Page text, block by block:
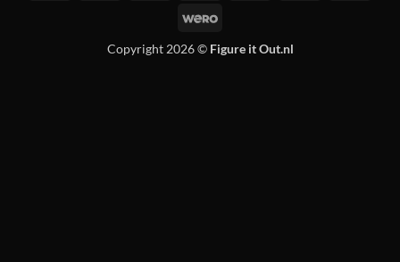
Wero
Copyright 2026 © Figure it Out.nl